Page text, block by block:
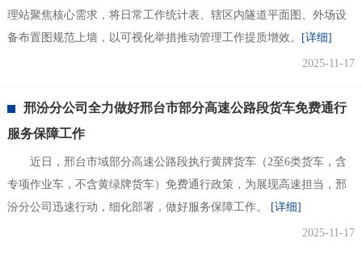
理站聚焦核心需求，将日常工作统计表、辖区内隧道平面图、外场设
备布置图规范上墙，以可视化举措推动管理工作提质增效。
[详细]
2025-11-17
邢汾分公司全力做好邢台市部分高速公路段货车免费通行
服务保障工作
近日，邢台市域部分高速公路段执行黄牌货车（2至6类货车，含
专项作业车，不含黄绿牌货车）免费通行政策，为展现高速担当，邢
汾分公司迅速行动，细化部署，做好服务保障工作。
[详细]
2025-11-17